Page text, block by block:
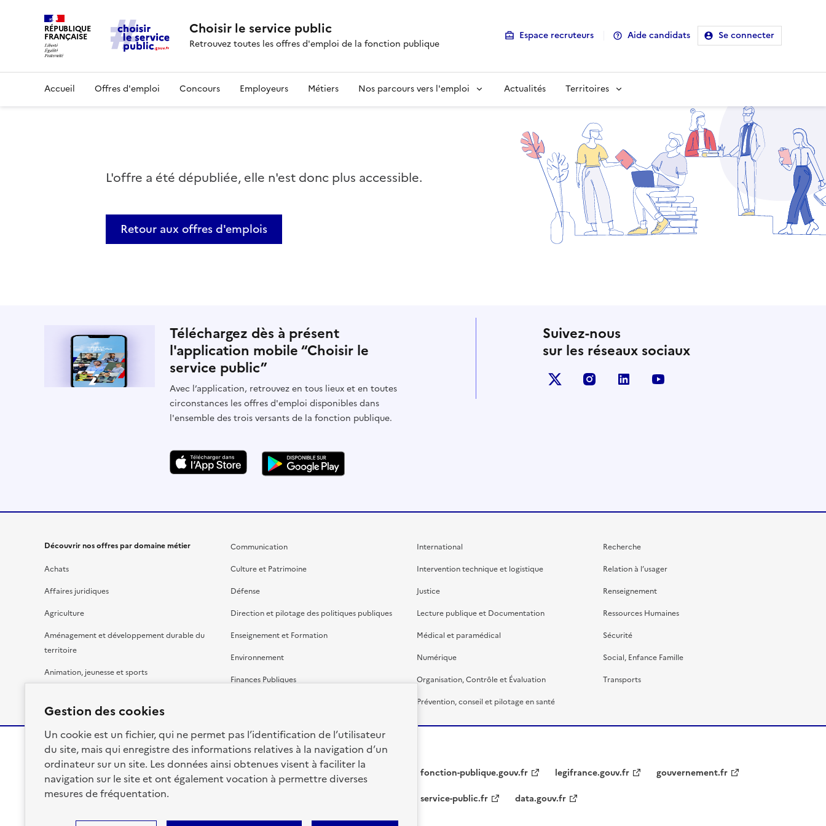
Gestion des cookies
Un cookie est un fichier, qui ne permet pas l’identification de l’utilisateur
du site, mais qui enregistre des informations relatives à la navigation d’un
ordinateur sur un site. Les données ainsi obtenues visent à faciliter la
navigation sur le site et ont également vocation à permettre diverses
mesures de fréquentation.
RÉPUBLIQUE
FRANÇAISE Choisir le service public
Retrouvez toutes les offres d'emploi de la fonction publique
Espace recruteurs Aide candidats Se connecter
Accueil Offres d'emploi Concours Employeurs Métiers Nos parcours vers l'emploi Actualités Territoires
L'offre a été dépubliée, elle n'est donc plus accessible.
Retour aux offres d'emplois
Téléchargez dès à présent
l'application mobile “Choisir le
service public”
Avec l’application, retrouvez en tous lieux et en toutes
circonstances les offres d'emploi disponibles dans
l'ensemble des trois versants de la fonction publique.
Suivez-nous
sur les réseaux sociaux
X (anciennement Twitter)
instagramlinkedin
Découvrir nos offres par domaine métier
Achats
Affaires juridiques
Agriculture
Aménagement et développement durable du
territoire
Animation, jeunesse et sports
Communication
Culture et Patrimoine
Défense
Direction et pilotage des politiques publiques
Enseignement et Formation
Environnement
Finances Publiques
International
Intervention technique et logistique
Justice
Lecture publique et Documentation
Médical et paramédical
Numérique
Organisation, Contrôle et Évaluation
Prévention, conseil et pilotage en santé
Recherche
Relation à l’usager
Renseignement
Ressources Humaines
Sécurité
Social, Enfance Famille
Transports
RÉPUBLIQUE
FRANÇAISE fonction-publique.gouv.fr legifrance.gouv.fr
gouvernement.fr
service-public.fr
data.gouv.fr